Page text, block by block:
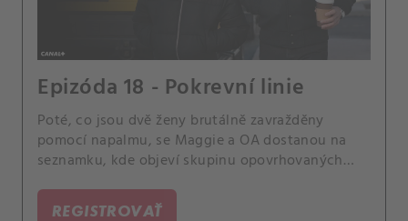
Epizóda 18 - Pokrevní linie
Poté, co jsou dvě ženy brutálně zavražděny
pomocí napalmu, se Maggie a OA dostanou na
seznamku, kde objeví skupinu opovrhovaných
odmítají.
REGISTROVAŤ